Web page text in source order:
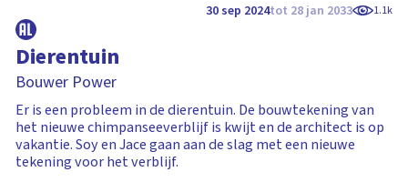
30 sep 2024tot 28 jan 2033 1.1k
Dierentuin
Bouwer Power
Er is een probleem in de dierentuin. De bouwtekening van
het nieuwe chimpanseeverblijf is kwijt en de architect is op
vakantie. Soy en Jace gaan aan de slag met een nieuwe
tekening voor het verblijf.